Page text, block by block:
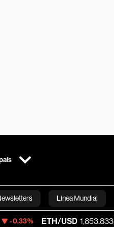
Línea Mundial
Bloomberg
USD 1,853.833 -0.73%